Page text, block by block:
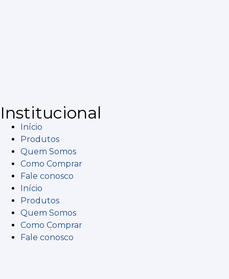
Institucional
Início
Produtos
Quem Somos
Como Comprar
Fale conosco
Início
Produtos
Quem Somos
Como Comprar
Fale conosco